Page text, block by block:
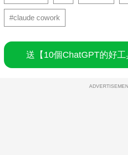
#claude cowork
送【10個ChatGPT的好